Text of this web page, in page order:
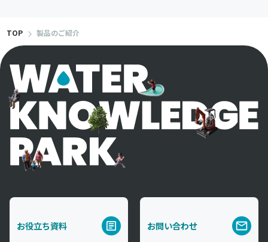
TOP 製品のご紹介
お役立ち資料 お問い合わせ